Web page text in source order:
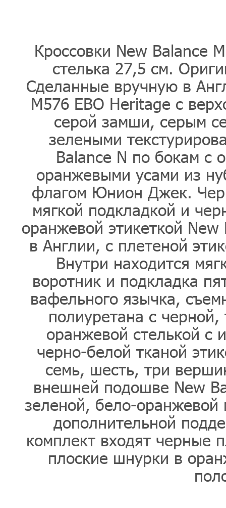
Кроссовки New Balance
стелька 27,5 см.
Сделанные вручную в
M576 EBO Heritage с
серой замши, серым
зелеными
Balance N по бокам с
оранжевыми усами из
флагом Юнион Джек.
мягкой подкладкой и
оранжевой этикеткой
в Англии, с плетеной
Внутри находится
воротник и подкладка
вафельного язычка,
полиуретана с
оранжевой стелькой с
черно-белой тканой
семь, шесть, три
внешней подошве New
зеленой, бело-
дополнительной
комплект входят черные
плоские шнурки в